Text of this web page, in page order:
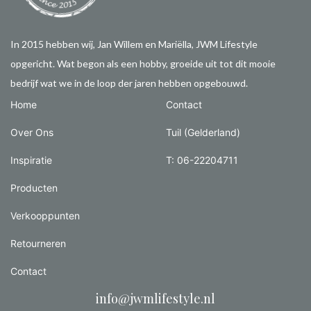
In 2015 hebben wij, Jan Willem en Mariëlla, JWM Lifestyle
opgericht. Wat begon als een hobby, groeide uit tot dit mooie
bedrijf wat we in de loop der jaren hebben opgebouwd.
Home
Over Ons
Inspiratie
Producten
Verkooppunten
Retourneren
Contact
Contact
Tuil (Gelderland)
T: 06-22204711
info@jwmlifestyle.nl